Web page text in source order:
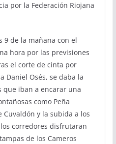
por la Federación Riojana
9 de la mañana con el
hora por las previsiones
el corte de cinta por
Daniel Osés, se daba la
que iban a encarar una
como Peña
Cuvaldón y la subida a los
corredores disfrutaran
de los Cameros